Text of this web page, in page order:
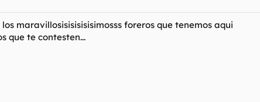
maravillosisisisisisimosss foreros que tenemos aqui
que te contesten...